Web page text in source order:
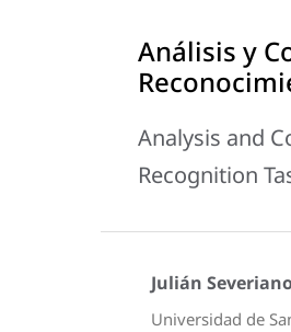
Análisis y
Analysis and
Recognition
Julián
Universidad de